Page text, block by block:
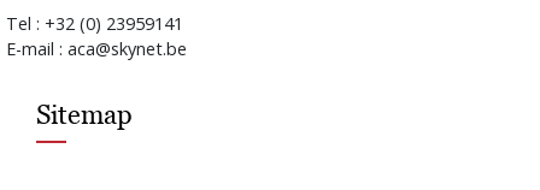
Tel : +32 (0) 23959141
E-mail : aca@skynet.be
Sitemap